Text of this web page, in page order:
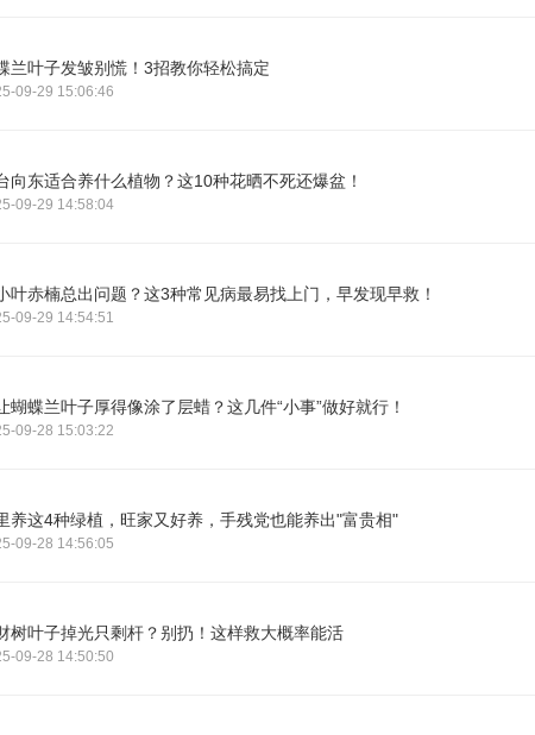
兰叶子发皱别慌！3招教你轻松搞定
09-29 15:06:46
向东适合养什么植物？这10种花晒不死还爆盆！
09-29 14:58:04
叶赤楠总出问题？这3种常见病最易找上门，早发现早救！
09-29 14:54:51
蝴蝶兰叶子厚得像涂了层蜡？这几件“小事”做好就行！
09-28 15:03:22
养这4种绿植，旺家又好养，手残党也能养出"富贵相"
09-28 14:56:05
树叶子掉光只剩杆？别扔！这样救大概率能活
09-28 14:50:50